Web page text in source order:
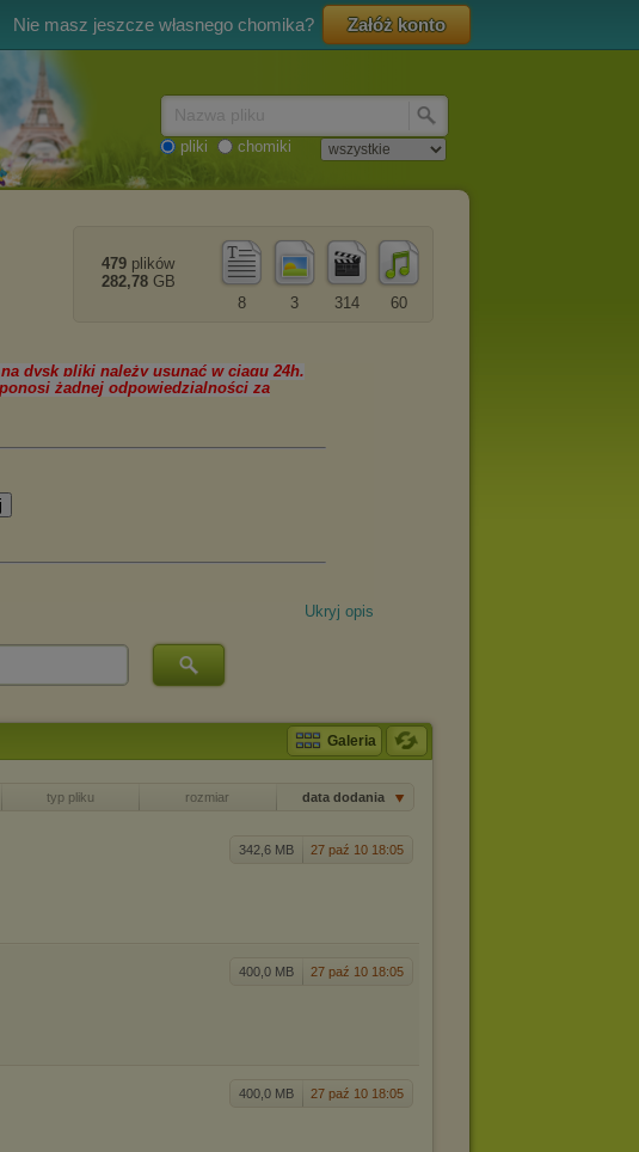
Nie masz jeszcze własnego chomika? Załóż konto
pliki chomiki
60
314
3
8
479 plików
282,78 GB
Ukryj opis
Galeria
typ pliku rozmiar data dodania
342,6 MB 27 paź 10 18:05
400,0 MB 27 paź 10 18:05
400,0 MB 27 paź 10 18:05